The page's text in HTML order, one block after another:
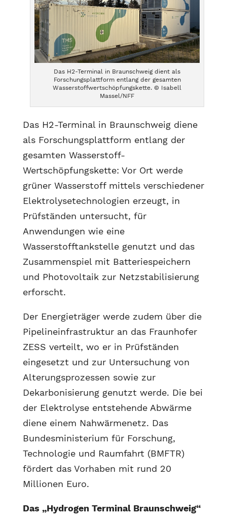
Das H2-Terminal in Braunschweig dient als
Forschungsplattform entlang der gesamten
Wasserstoffwertschöpfungskette. © Isabell
Massel/NFF
Das H2-Terminal in Braunschweig diene
als Forschungsplattform entlang der
gesamten Wasserstoff-
Wertschöpfungskette: Vor Ort werde
grüner Wasserstoff mittels verschiedener
Elektrolysetechnologien erzeugt, in
Prüfständen untersucht, für
Anwendungen wie eine
Wasserstofftankstelle genutzt und das
Zusammenspiel mit Batteriespeichern
und Photovoltaik zur Netzstabilisierung
erforscht.
Der Energieträger werde zudem über die
Pipelineinfrastruktur an das Fraunhofer
ZESS verteilt, wo er in Prüfständen
eingesetzt und zur Untersuchung von
Alterungsprozessen sowie zur
Dekarbonisierung genutzt werde. Die bei
der Elektrolyse entstehende Abwärme
diene einem Nahwärmenetz. Das
Bundesministerium für Forschung,
Technologie und Raumfahrt (BMFTR)
fördert das Vorhaben mit rund 20
Millionen Euro.
Das „Hydrogen Terminal Braunschweig“